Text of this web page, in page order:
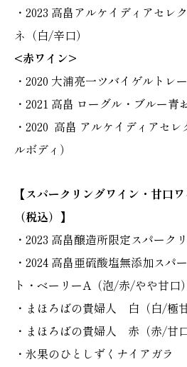
・2023 高畠アルケイディアセレ
ネ（白/辛口）
<赤ワイン>
・2020 大浦亮一ツバイゲルトレ
・2021 高畠 ローグル・ブルー青
・2020 高畠 アルケイディアセ
ルボディ）
【スパークリングワイン・甘
（税込）】
・2023 高畠醸造所限定スパー
・2024 高畠亜硫酸塩無添加ス
ト・ベーリーA（泡/赤/やや甘口）
・まほろばの貴婦人 白（白/極甘
・まほろばの貴婦人 赤（赤/甘口
・氷果のひとしずくナイアガラ